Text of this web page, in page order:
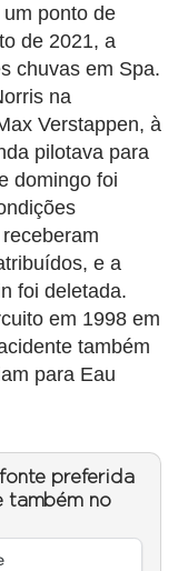
ponto de
de 2021, a
chuvas em Spa.
na
Verstappen, à
pilotava para
domingo foi
e a
foi deletada.
em 1998 em
também
para Eau
fonte preferida
também no